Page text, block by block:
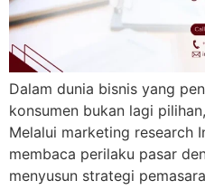
Dalam dunia bisnis yang
konsumen bukan lagi
Melalui marketing research
membaca perilaku pasar
menyusun strategi